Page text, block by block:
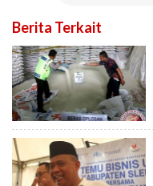
Berita Terkait